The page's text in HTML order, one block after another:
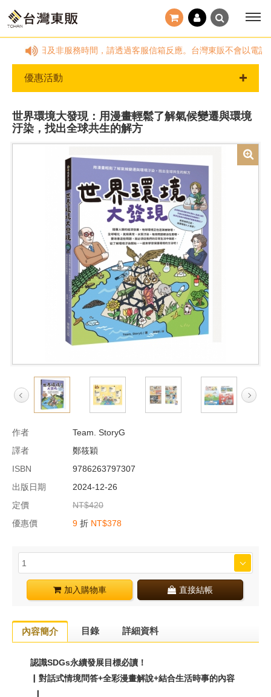
假日及非服務時間，請透過客服信箱反應。台灣東販不會以電話告
優惠活動
世界環境大發現：用漫畫輕鬆了解氣候變遷與環境
汙染，找出全球共生的解方
作者
Team. StoryG
譯者
鄭筱穎
ISBN
9786263797307
出版日期
2024-12-26
定價
NT$420
優惠價
9 折 NT$378
加入購物車 直接結帳
內容簡介 目錄 詳細資料
認識SDGs永續發展目標必讀！
▏對話式情境問答+全彩漫畫解說+結合生活時事的內容